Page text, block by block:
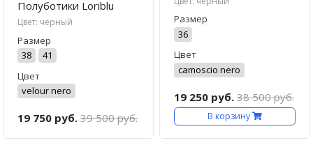
Полуботики Loriblu
Цвет: черный
Размер
38
41
Цвет
velour nero
19 750 руб. 39 500 руб.
Размер
36
Цвет
camoscio nero
19 250 руб. 38 500 руб.
В корзину